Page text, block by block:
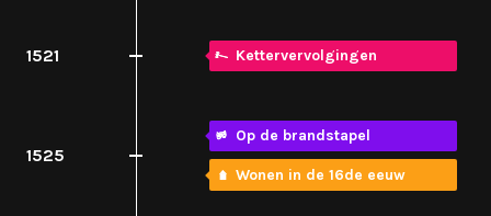
1521 Kettervervolgingen
1525
Op de brandstapel
Wonen in de 16de eeuw